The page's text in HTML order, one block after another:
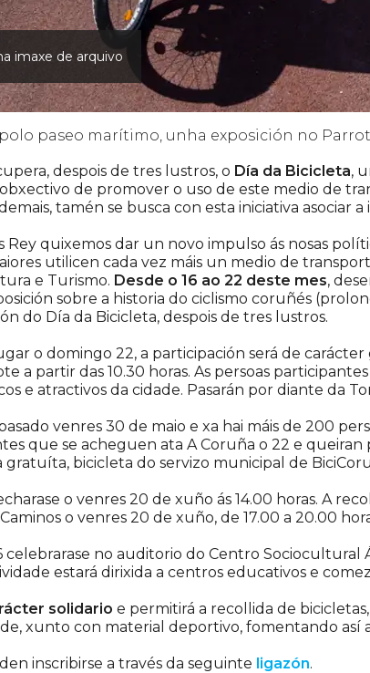
imaxe de arquivo
paseo marítimo, unha exposición no
despois de tres lustros, o Día da Bicicleta,
de promover o uso de este medio de
tamén se busca con esta iniciativa asociar
Rey quixemos dar un novo impulso ás nosas
utilicen cada vez máis un medio de
e Turismo. Desde o 16 ao 22 deste mes,
sobre a historia do ciclismo coruñés
do Día da Bicicleta, despois de tres lustros.
o domingo 22, a participación será de
a partir das 10.30 horas. As persoas
e atractivos da cidade. Pasarán por diante
venres 30 de maio e xa hai máis de 200
que se acheguen ata A Coruña o 22 e
bicicleta do servizo municipal de
o venres 20 de xuño ás 14.00 horas. A
o venres 20 de xuño, de 17.00 a 20.00
celebrarase no auditorio do Centro
estará dirixida a centros educativos e
solidario e permitirá a recollida de
xunto con material deportivo, fomentando así
inscribirse a través da seguinte ligazón.